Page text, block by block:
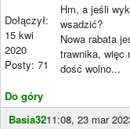
Dołączył:
15 kwi
2020
Posty: 71
Do góry
Hm, a jeśli
wsadzić?
Nowa rabata
trawnika, więc
dość wolno...
Basia3211:08, 23 mar